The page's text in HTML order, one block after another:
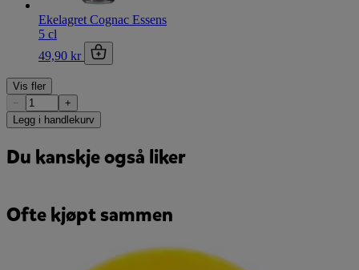
Ekelagret Cognac Essens
5 cl
49,90 kr
Vis fler
−
+
Legg i handlekurv
Du kanskje også liker
Ofte kjøpt sammen